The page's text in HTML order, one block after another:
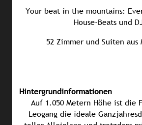
Your beat in the mountains:
House-Beats und
52 Zimmer und Suiten aus
Hintergrundinformationen
Auf 1.050 Metern Höhe ist die
Leogang die ideale